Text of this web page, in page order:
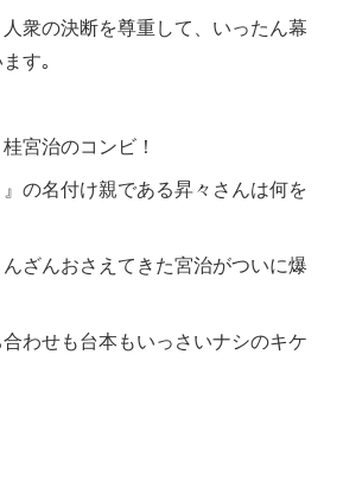
衆の決断を尊重して、いったん幕
す｡
宮治のコンビ！
』の名付け親である昇々さんは何を
ざんおさえてきた宮治がついに爆
わせも台本もいっさいナシのキケ